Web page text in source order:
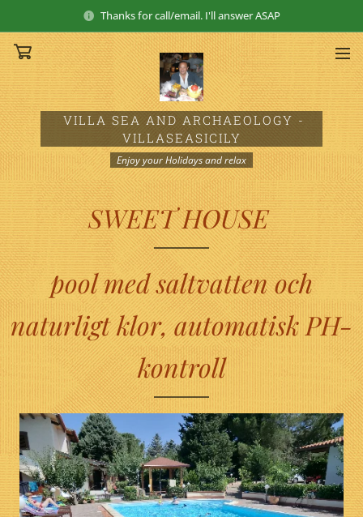
Thanks for call/email. I'll answer ASAP
VILLA SEA AND ARCHAEOLOGY -
VILLASEASICILY
Enjoy your Holidays and relax
SWEET HOUSE
pool med saltvatten och
naturligt klor, automatisk PH-
kontroll